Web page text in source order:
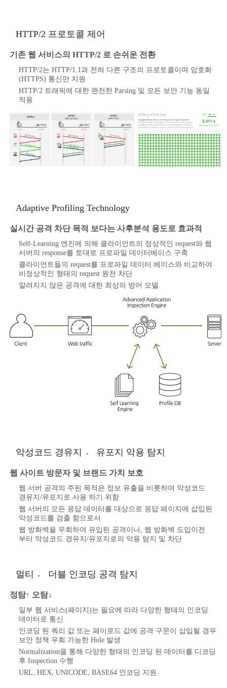
HTTP/2 프로토콜 제어
기존 웹 서비스의 HTTP/2 로 손쉬운 전환
HTTP/2는 HTTP/1.1과 전혀 다른 구조의 프로토콜이며 암호화
(HTTPS) 통신만 지원
HTTP/2 트래픽에 대한 완전한 Parsing 및 모든 보안 기능 동일
적용
Adaptive Profiling Technology
실시간 공격 차단 목적 보다는 사후분석 용도로 효과적
Self-Learning 엔진에 의해 클라이언트의 정상적인 request와 웹
서버의 response를 토대로 프로파일 데이터베이스 구축
클라이언트들의 request를 프로파일 데이터 베이스와 비교하여
비정상적인 형태의 request 원천 차단
알려지지 않은 공격에 대한 최상의 방어 모델
악성코드 경유지 〮 유포지 악용 탐지
웹 사이트 방문자 및 브랜드 가치 보호
웹 서버 공격의 주된 목적은 정보 유출을 비롯하여 악성코드
경유지/유포지로 사용 하기 위함
웹 서버의 모든 응답 데이터를 대상으로 응답 페이지에 삽입된
악성코드를 검출 함으로서
웹 방화벽을 우회하여 유입된 공격이나, 웹 방화벽 도입이전
부터 악성코드 경유지/유포지로의 악용 탐지 및 차단
멀티 〮 더블 인코딩 공격 탐지
정탐↑ 오탐↓
일부 웹 서비스(페이지)는 필요에 따라 다양한 형태의 인코딩
데이터로 통신
인코딩 된 쿼리 값 또는 페이로드 값에 공격 구문이 삽입될 경우
보안 정책 우회 가능한 Hole 발생
Normalization을 통해 다양한 형태의 인코딩 된 데이터를 디코딩
후 Inspection 수행
URL, HEX, UNICODE, BASE64 인코딩 지원